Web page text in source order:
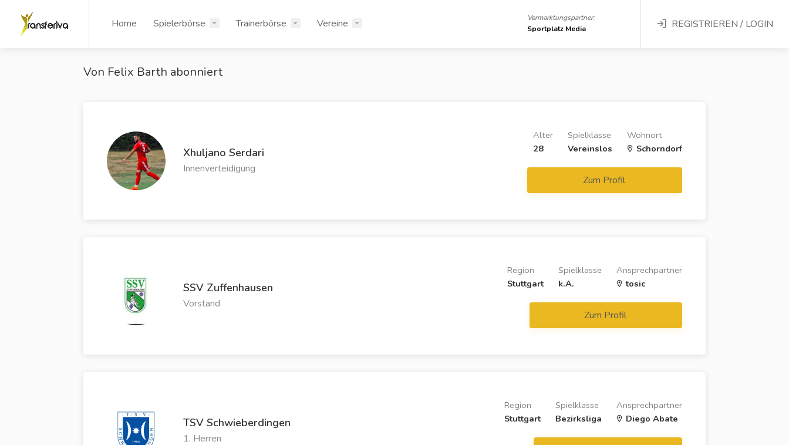
Home Spielerbörse Trainerbörse Vereine
Vermarktungspartner:
Sportplatz Media
REGISTRIEREN / LOGIN
Von Felix Barth abonniert
Xhuljano Serdari
Innenverteidigung
Wohnort
Schorndorf
Spielklasse
Vereinslos
Alter
28
Zum Profil
SSV Zuffenhausen
Vorstand
Ansprechpartner
tosic
Spielklasse
k.A.
Region
Stuttgart
Zum Profil
TSV Schwieberdingen
1. Herren
Ansprechpartner
Diego Abate
Spielklasse
Bezirksliga
Region
Stuttgart